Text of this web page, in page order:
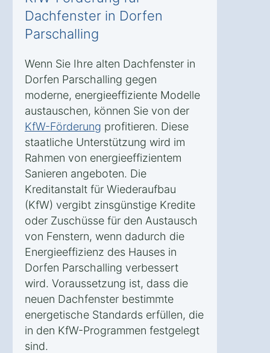
Dachfenster in Dorfen
Parschalling
Wenn Sie Ihre alten Dachfenster in
Dorfen Parschalling gegen
moderne, energieeffiziente Modelle
austauschen, können Sie von der
KfW-Förderung profitieren. Diese
staatliche Unterstützung wird im
Rahmen von energieeffizientem
Sanieren angeboten. Die
Kreditanstalt für Wiederaufbau
(KfW) vergibt zinsgünstige Kredite
oder Zuschüsse für den Austausch
von Fenstern, wenn dadurch die
Energieeffizienz des Hauses in
Dorfen Parschalling verbessert
wird. Voraussetzung ist, dass die
neuen Dachfenster bestimmte
energetische Standards erfüllen, die
in den KfW-Programmen festgelegt
sind.